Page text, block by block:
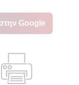
Google